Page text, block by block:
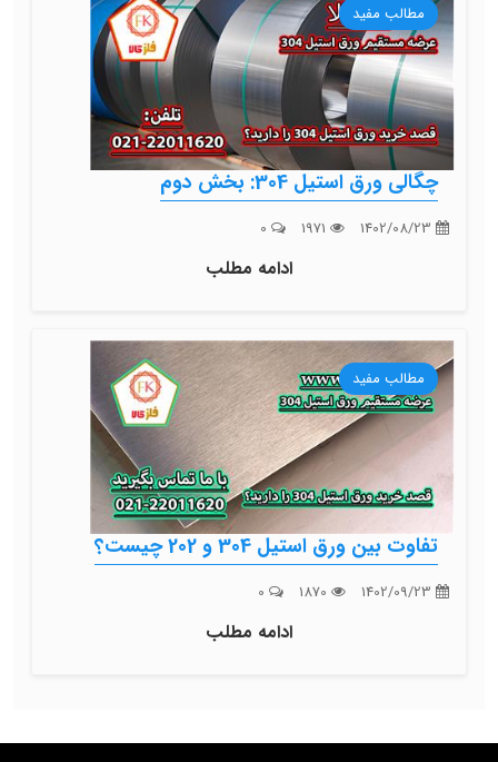
مطالب مفید
چگالی ورق استیل 304: بخش دوم
ادامه مطلب
مطالب مفید
تفاوت بین ورق استیل 304 و 202 چیست؟
ادامه مطلب